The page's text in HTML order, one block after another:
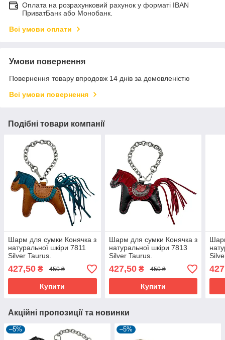
Оплата на розрахунковий рахунок у форматі IBAN
ПриватБанк або Монобанк.
Всі умови оплати
Умови повернення
Повернення товару впродовж 14 днів за домовленістю
Всі умови повернення
Подібні товари компанії
Шарм для сумки Конячка з
натуральної шкіри 7811
Silver Taurus.
427,50 ₴ 450 ₴
Купити
Шарм для сумки Конячка з
натуральної шкіри 7813
Silver Taurus.
427,50₴ 450 ₴
Купити
Акційні пропозиції та новинки
–5% –5%